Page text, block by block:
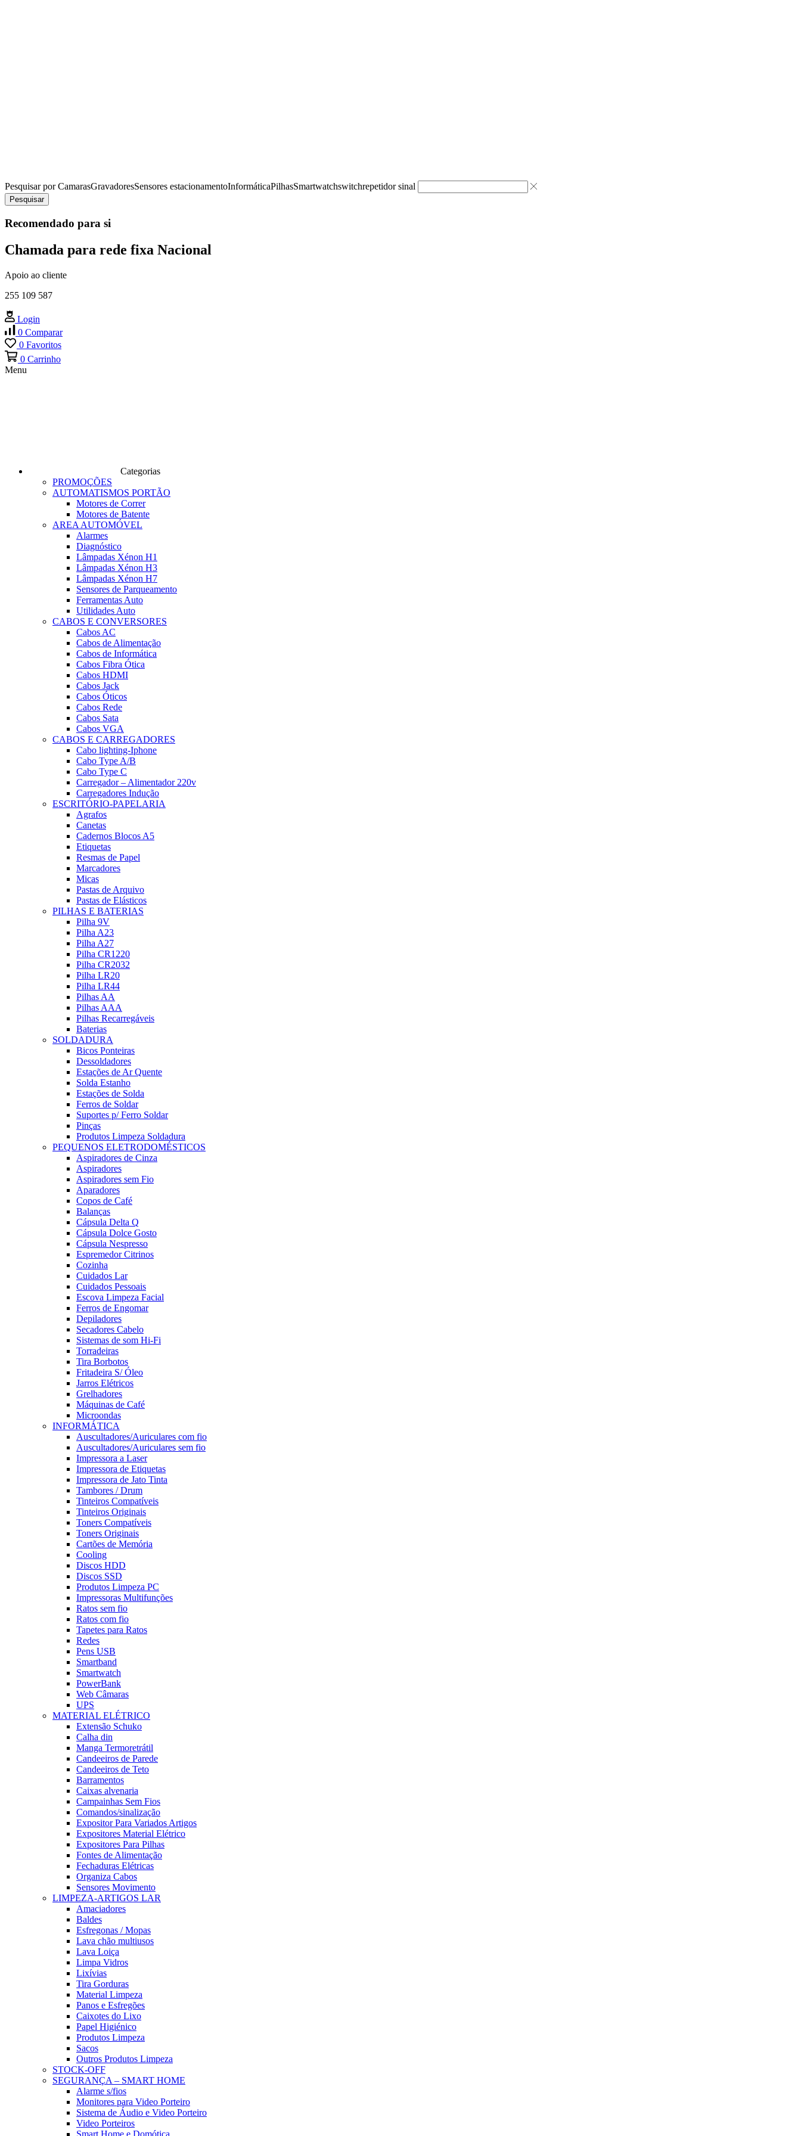
Pesquisar porCamarasGravadoresSensores estacionamentoInformáticaPilhasSmartwatchswitchrepetidor sinal
Pesquisar
Recomendado para si
Chamada para rede fixa Nacional
Apoio ao cliente
255 109 587
Login
0 Comparar
0 Favoritos
0 Carrinho
Menu
Categorias
PROMOÇÕES
AUTOMATISMOS PORTÃO
Motores de Correr
Motores de Batente
AREA AUTOMÓVEL
Alarmes
Diagnóstico
Lâmpadas Xénon H1
Lâmpadas Xénon H3
Lâmpadas Xénon H7
Sensores de Parqueamento
Ferramentas Auto
Utilidades Auto
CABOS E CONVERSORES
Cabos AC
Cabos de Alimentação
Cabos de Informática
Cabos Fibra Ótica
Cabos HDMI
Cabos Jack
Cabos Óticos
Cabos Rede
Cabos Sata
Cabos VGA
CABOS E CARREGADORES
Cabo lighting-Iphone
Cabo Type A/B
Cabo Type C
Carregador – Alimentador 220v
Carregadores Indução
ESCRITÓRIO-PAPELARIA
Agrafos
Canetas
Cadernos Blocos A5
Etiquetas
Resmas de Papel
Marcadores
Micas
Pastas de Arquivo
Pastas de Elásticos
PILHAS E BATERIAS
Pilha 9V
Pilha A23
Pilha A27
Pilha CR1220
Pilha CR2032
Pilha LR20
Pilha LR44
Pilhas AA
Pilhas AAA
Pilhas Recarregáveis
Baterias
SOLDADURA
Bicos Ponteiras
Dessoldadores
Estações de Ar Quente
Solda Estanho
Estações de Solda
Ferros de Soldar
Suportes p/ Ferro Soldar
Pinças
Produtos Limpeza Soldadura
PEQUENOS ELETRODOMÉSTICOS
Aspiradores de Cinza
Aspiradores
Aspiradores sem Fio
Aparadores
Copos de Café
Balanças
Cápsula Delta Q
Cápsula Dolce Gosto
Cápsula Nespresso
Espremedor Citrinos
Cozinha
Cuidados Lar
Cuidados Pessoais
Escova Limpeza Facial
Ferros de Engomar
Depiladores
Secadores Cabelo
Sistemas de som Hi-Fi
Torradeiras
Tira Borbotos
Fritadeira S/ Óleo
Jarros Elétricos
Grelhadores
Máquinas de Café
Microondas
INFORMÁTICA
Auscultadores/Auriculares com fio
Auscultadores/Auriculares sem fio
Impressora a Laser
Impressora de Etiquetas
Impressora de Jato Tinta
Tambores / Drum
Tinteiros Compatíveis
Tinteiros Originais
Toners Compatíveis
Toners Originais
Cartões de Memória
Cooling
Discos HDD
Discos SSD
Produtos Limpeza PC
Impressoras Multifunções
Ratos sem fio
Ratos com fio
Tapetes para Ratos
Redes
Pens USB
Smartband
Smartwatch
PowerBank
Web Câmaras
UPS
MATERIAL ELÉTRICO
Extensão Schuko
Calha din
Manga Termoretrátil
Candeeiros de Parede
Candeeiros de Teto
Barramentos
Caixas alvenaria
Campainhas Sem Fios
Comandos/sinalização
Expositor Para Variados Artigos
Expositores Material Elétrico
Expositores Para Pilhas
Fontes de Alimentação
Fechaduras Elétricas
Organiza Cabos
Sensores Movimento
LIMPEZA-ARTIGOS LAR
Amaciadores
Baldes
Esfregonas / Mopas
Lava chão multiusos
Lava Loiça
Limpa Vidros
Lixívias
Tira Gorduras
Material Limpeza
Panos e Esfregões
Caixotes do Lixo
Papel Higiénico
Produtos Limpeza
Sacos
Outros Produtos Limpeza
STOCK-OFF
SEGURANÇA – SMART HOME
Alarme s/fios
Monitores para Video Porteiro
Sistema de Áudio e Video Porteiro
Video Porteiros
Smart Home e Domótica